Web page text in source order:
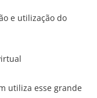
e utilização do
utiliza esse grande